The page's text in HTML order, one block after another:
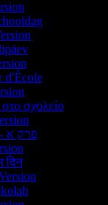
d'École
σχολείο
פרק א
दिन